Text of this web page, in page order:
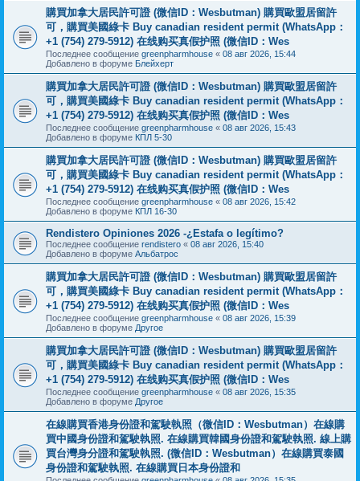
購買加拿大居民許可證 (微信ID：Wesbutman) 購買歐盟居留許
可，購買美國綠卡 Buy canadian resident permit (WhatsApp：
+1 (754) 279-5912) 在线购买真假护照 (微信ID：Wes
Последнее сообщение greenpharmhouse « 08 авг 2026, 15:44
Добавлено в форуме Блейхерт
購買加拿大居民許可證 (微信ID：Wesbutman) 購買歐盟居留許
可，購買美國綠卡 Buy canadian resident permit (WhatsApp：
+1 (754) 279-5912) 在线购买真假护照 (微信ID：Wes
Последнее сообщение greenpharmhouse « 08 авг 2026, 15:43
Добавлено в форуме КПЛ 5-30
購買加拿大居民許可證 (微信ID：Wesbutman) 購買歐盟居留許
可，購買美國綠卡 Buy canadian resident permit (WhatsApp：
+1 (754) 279-5912) 在线购买真假护照 (微信ID：Wes
Последнее сообщение greenpharmhouse « 08 авг 2026, 15:42
Добавлено в форуме КПЛ 16-30
Rendistero Opiniones 2026 -¿Estafa o legítimo?
Последнее сообщение rendistero « 08 авг 2026, 15:40
Добавлено в форуме Альбатрос
購買加拿大居民許可證 (微信ID：Wesbutman) 購買歐盟居留許
可，購買美國綠卡 Buy canadian resident permit (WhatsApp：
+1 (754) 279-5912) 在线购买真假护照 (微信ID：Wes
Последнее сообщение greenpharmhouse « 08 авг 2026, 15:39
Добавлено в форуме Другое
購買加拿大居民許可證 (微信ID：Wesbutman) 購買歐盟居留許
可，購買美國綠卡 Buy canadian resident permit (WhatsApp：
+1 (754) 279-5912) 在线购买真假护照 (微信ID：Wes
Последнее сообщение greenpharmhouse « 08 авг 2026, 15:35
Добавлено в форуме Другое
在線購買香港身份證和駕駛執照（微信ID：Wesbutman）在線購
買中國身份證和駕駛執照. 在線購買韓國身份證和駕駛執照. 線上購
買台灣身分證和駕駛執照. (微信ID：Wesbutman）在線購買泰國
身份證和駕駛執照. 在線購買日本身份證和